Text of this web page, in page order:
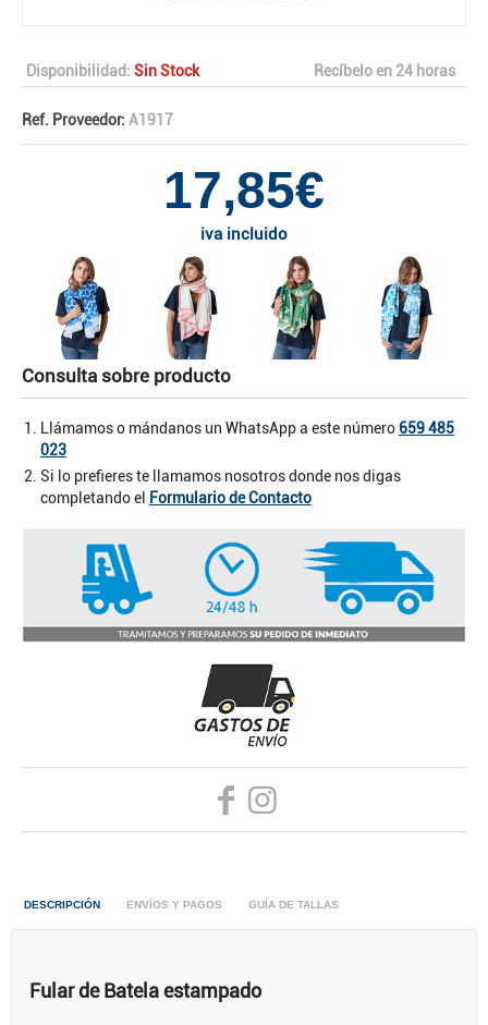
Disponibilidad: Sin Stock Recíbelo en 24 horas
Ref. Proveedor: A1917
17,85€
iva incluido
Consulta sobre producto
Llámamos o mándanos un WhatsApp a este número 659 485
023
Si lo prefieres te llamamos nosotros donde nos digas
completando el
Formulario de Contacto
DESCRIPCIÓN ENVÍOS Y PAGOS GUÍA DE TALLAS
Fular de Batela estampado